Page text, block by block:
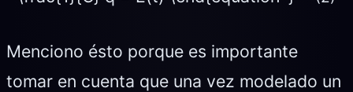
Menciono ésto porque es importante
tomar en cuenta que una vez modelado un